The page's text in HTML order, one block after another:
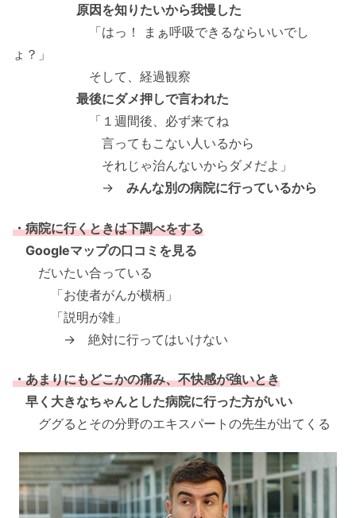
原因を知りたいから我慢した
「はっ！ まぁ呼吸できるならいいでし
ょ？」
そして、経過観察
最後にダメ押しで言われた
「１週間後、必ず来てね
言ってもこない人いるから
それじゃ治んないからダメだよ」
→ みんな別の病院に行っているから
・病院に行くときは下調べをする
Googleマップの口コミを見る
だいたい合っている
「お使者がんが横柄」
「説明が雑」
→ 絶対に行ってはいけない
・あまりにもどこかの痛み、不快感が強いとき
早く大きなちゃんとした病院に行った方がいい
ググるとその分野のエキスパートの先生が出てくる